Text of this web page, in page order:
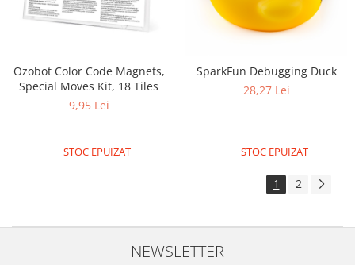
PIR
Sunet
Acumulatori
Ozobot Color Code Magnets,
Special Moves Kit, 18 Tiles
9,95 Lei
STOC EPUIZAT
SparkFun Debugging Duck
28,27 Lei
STOC EPUIZAT
1 2
NEWSLETTER